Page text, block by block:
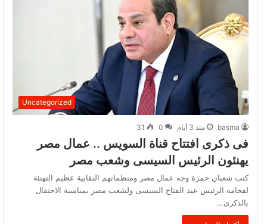
Uncategorized
basma منذ 3 أيام 0
31
فى ذكرى افتتاح قناة السويس .. عمال مصر
يهنئون الرئيس السيسى وشعب مصر
كتب شعبان حمزة وجه عمال مصر ومنظماتهم النقابية عظيم التهنئة
لفخامة الرئيس عبد الفتاح السيسى ولشعب مصر بمناسبة الاحتفال
بالذكرى…